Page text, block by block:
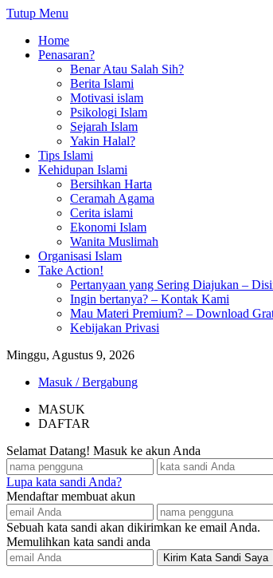
Tutup Menu
Home
Penasaran?
Benar Atau Salah Sih?
Berita Islami
Motivasi islam
Psikologi Islam
Sejarah Islam
Yakin Halal?
Tips Islami
Kehidupan Islami
Bersihkan Harta
Ceramah Agama
Cerita islami
Ekonomi Islam
Wanita Muslimah
Organisasi Islam
Take Action!
Pertanyaan yang Sering Diajukan –
Ingin bertanya? – Kontak Kami
Mau Materi Premium? – Download
Kebijakan Privasi
Minggu, Agustus 9, 2026
Masuk / Bergabung
MASUK
DAFTAR
Selamat Datang! Masuk ke akun Anda
Lupa kata sandi Anda?
Mendaftar membuat akun
Sebuah kata sandi akan dikirimkan ke email Anda.
Memulihkan kata sandi anda